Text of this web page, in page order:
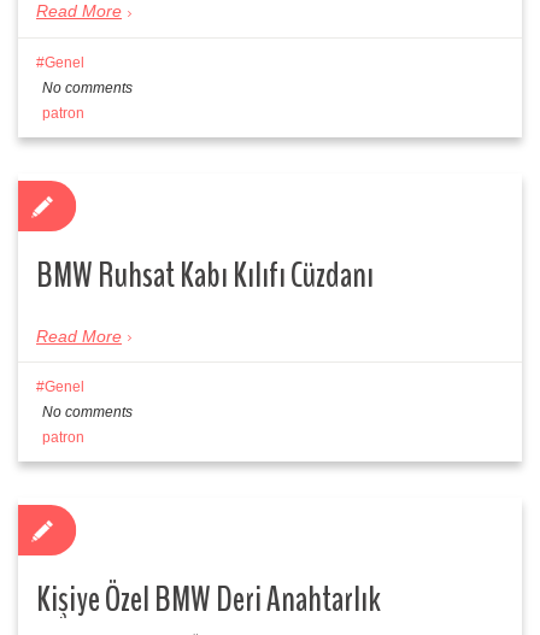
Read More
Genel
No comments
patron
BMW Ruhsat Kabı Kılıfı Cüzdanı
Read More
Genel
No comments
patron
Kişiye Özel BMW Deri Anahtarlık